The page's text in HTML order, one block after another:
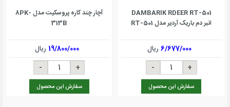
DAMBARIK RDEER RT-501
انبر دم باریک آردیر مدل RT-501
6/677/000 ریال
سفارش این محصول
آچار چند کاره پروسکیت مدل 8PK-
313B
19/800/000 ریال
سفارش این محصول